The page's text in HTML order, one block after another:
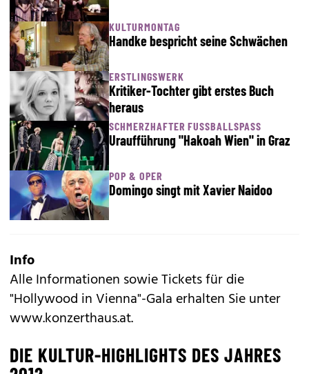
KULTURMONTAG
Handke bespricht seine Schwächen
ERSTLINGSWERK
Kritiker-Tochter gibt erstes Buch
heraus
SCHMERZHAFTER FUSSBALLSPASS
Uraufführung "Hakoah Wien" in Graz
POP & OPER
Domingo singt mit Xavier Naidoo
Info
Alle Informationen sowie Tickets für die
"Hollywood in Vienna"-Gala erhalten Sie unter
www.konzerthaus.at.
DIE KULTUR-HIGHLIGHTS DES JAHRES